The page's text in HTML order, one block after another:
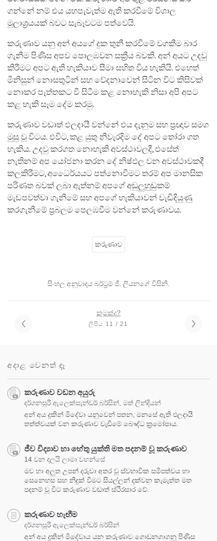
ගන්නේ නම් එය යහපැවැත්ම ඇති කරවීමේ විශාල
මූලාශ්‍රයයක් බවට සැබෑවටම පත්වෙයි.
කරුණාව යනු අන් අයගේ දුක තුනී කරවීමේ වගකීම බාර
ගැනීම පිණිස අපව පොලඹවන සක්‍රීය බවකි. අන් අයට උදවු
කිරීමට අපට ඇති හැකියාව සීමා සහිත විය හැකියි. එහෙත්
මිනිසුන් නොසතුටින් සහ වේදනාවෙන් සිටින විට කිසිවක්
නොකර පැත්තකට වී සිටීම කළ නොහැකි නිසා අපි අපට
කළ හැකි සෑම දේම කරමු.
කරුණාව වඩාත් ඵලදායී වන්නේ එය දැනුම සහ ප්‍රඥාව සමග
මුසු වූ විටය. එවිට, කළ යුතු නිවැරදිම දේ අපට තෝරා ගත
හැකිය. උදවු කරගත නොහැකි අවස්ථාවලදී, එසේත්
නැතිනම් අප යෝජනා කරන දේ නිෂ්ඵල වන අවස්ථාවකදී
කලකිරීමට, අධෛර්යයට පත්නොවීමට තරම් අප මානසික
පරිණත බවක් ලබා ඇත්නම් අපගේ අඩුලුහුඩුකම්
මැඩපවත්වා ගැනීමේ සහ අපගේ හැකියාවන් වැඩිදියුණු
කරගැනීමේ ප්‍රබලම පෙලඹවීම වන්නේ කරුණාවය.
කරුණාව
සිංහල අනුවාදය බර්ට්‍රම් ජී. ලියනගේ විසිනි.
කුමක්ද?
ලිපිය 11 / 21
අදාළ වෙනත් දෑ
කරුණාව වඩන අයුරු
දර්ශනසූරී ඇලෙක්සැන්ඩර් බර්සින්, මත් ලින්දියන්
අන් අය දුකින් මිදේවා යනුවෙන් පතන, මනසේ ඇති ඵලදායී
තත්ත්වයක් වන කරුණාව වැඩීමේ බෞද්ධ ක්‍රමෝපාය.
ජීව විද්‍යාව හා හේතු යුක්ති මත පදනම් වූ කරුණාව
14 වන දලයි ලාමා වහන්සේ
මව හා අලුත උපන් දරුවා අතර වු ස්වභාවික සමීපත්වය හා
සෙනෙහස සහ නිදුක් වීමට සියල්ලන් දක්වන කැමැත්ත මත
පදනම් වූ විට කරුණාව වඩාත් ස්ථිරසාර වේ.
කරුණාව හැඟීම
දර්ශනසූරී ඇලෙක්සැන්ඩර් බර්සින්
අන් අය දුකින් මිදේවාය යන කරුණාව ගොඩනගාගනු පිණිස